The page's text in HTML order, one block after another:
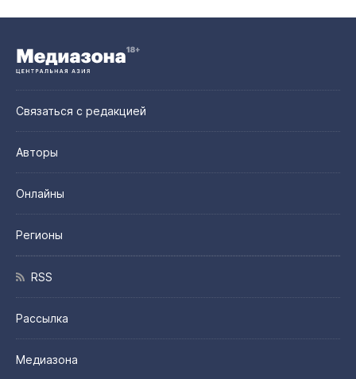
Связаться с редакцией
Авторы
Онлайны
Регионы
RSS
Рассылка
Медиазона